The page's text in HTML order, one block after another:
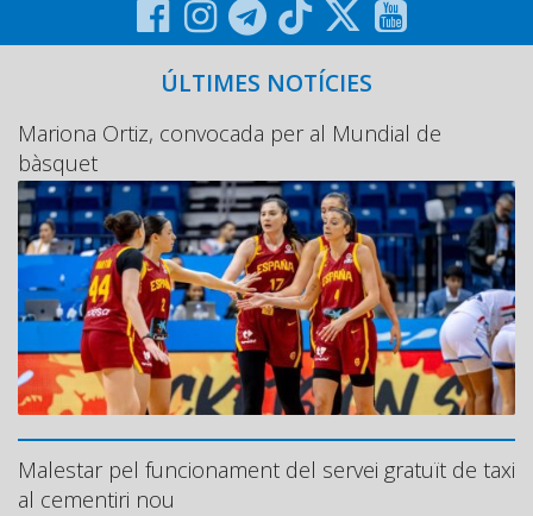
ÚLTIMES NOTÍCIES
Mariona Ortiz, convocada per al Mundial de
bàsquet
Malestar pel funcionament del servei gratuït de taxi
al cementiri nou